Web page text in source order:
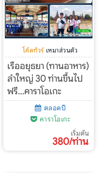
โค้ดทัวร์ เหมาส่วนตัว
เรืออยุธยา (ทานอาหาร)
ลำใหญ่ 30 ท่านขึ้นไป
ฟรี…คาราโอเกะ
ตลอดปี
คาราโอเกะ
เริ่มต้น
380/ท่าน